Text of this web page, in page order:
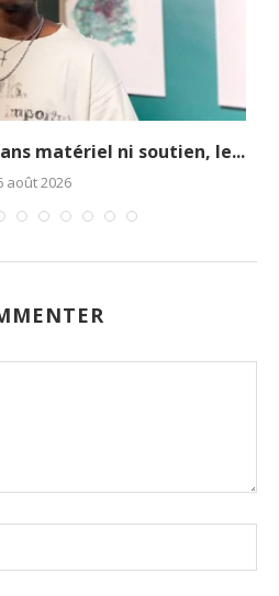
matériel ni soutien, le...
août 2026